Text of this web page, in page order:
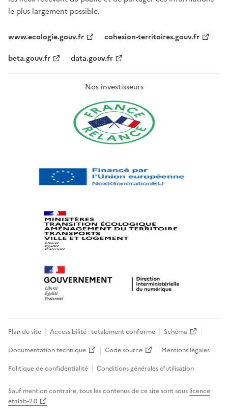
le plus largement possible.
www.ecologie.gouv.fr
cohesion-territoires.gouv.fr
beta.gouv.fr
data.gouv.fr
Nos investisseurs
Plan du site Accessibilité : totalement conforme
Schéma
Documentation technique
Code source
Mentions légales
Politique de confidentialité
Conditions générales d’utilisation
Sauf mention contraire, tous les contenus de ce site sont sous licence
etalab-2.0